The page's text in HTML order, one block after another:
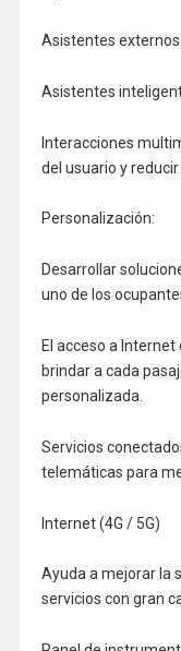
Asistentes externos
Asistentes
Interacciones
del usuario y
Personalización:
Desarrollar
uno de los
El acceso a
brindar a cada
personalizada.
Servicios
telemáticas para
Internet (4G / 5G)
Ayuda a mejorar la
servicios con gran